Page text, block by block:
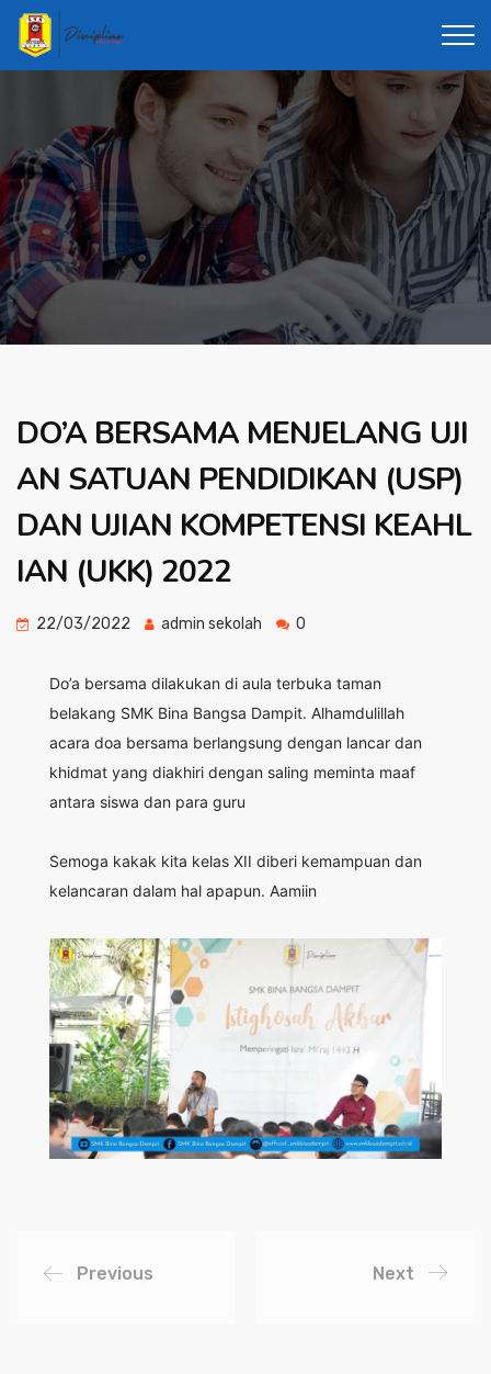
DO’A BERSAMA MENJELANG UJI
AN SATUAN PENDIDIKAN (USP)
DAN UJIAN KOMPETENSI KEAHL
IAN (UKK) 2022
22/03/2022 admin sekolah 0
Do’a bersama dilakukan di aula terbuka taman
belakang SMK Bina Bangsa Dampit. Alhamdulillah
acara doa bersama berlangsung dengan lancar dan
khidmat yang diakhiri dengan saling meminta maaf
antara siswa dan para guru
Semoga kakak kita kelas XII diberi kemampuan dan
kelancaran dalam hal apapun. Aamiin
Previous Next